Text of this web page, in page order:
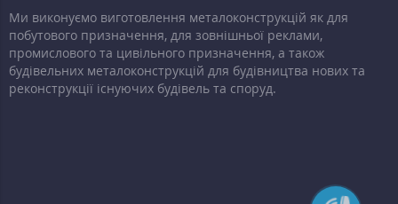
Ми виконуємо виготовлення металоконструкцій як для
побутового призначення, для зовнішньої реклами,
промислового та цивільного призначення, а також
будівельних металоконструкцій для будівництва нових та
реконструкції існуючих будівель та споруд.